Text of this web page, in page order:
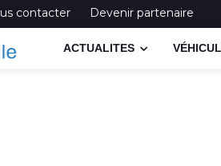
contacter Devenir partenaire
ACTUALITES